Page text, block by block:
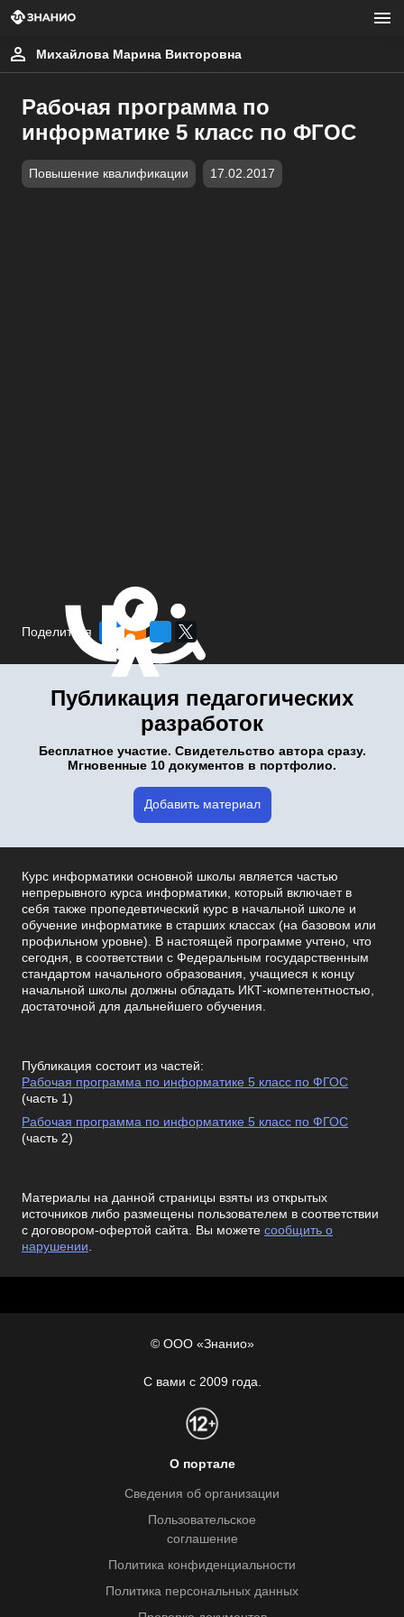
Михайлова Марина Викторовна
Рабочая программа по
информатике 5 класс по ФГОС
Повышение квалификации 17.02.2017
Поделиться
Публикация педагогических
разработок
Бесплатное участие. Свидетельство автора сразу.
Мгновенные 10 документов в портфолио.
Добавить материал
Курс информатики основной школы является частью
непрерывного курса информатики, который включает в
себя также пропедевтический курс в начальной школе и
обучение информатике в старших классах (на базовом или
профильном уровне). В настоящей программе учтено, что
сегодня, в соответствии с Федеральным государственным
стандартом начального образования, учащиеся к концу
начальной школы должны обладать ИКТ-компетентностью,
достаточной для дальнейшего обучения.
Публикация состоит из частей:
Рабочая программа по информатике 5 класс по ФГОС
(часть 1)
Рабочая программа по информатике 5 класс по ФГОС
(часть 2)
Материалы на данной страницы взяты из открытых
источников либо размещены пользователем в соответствии
с договором-офертой сайта. Вы можете сообщить о
нарушении.
© ООО «Знанио»
С вами с 2009 года.
О портале
Сведения об организации
Пользовательское
соглашение
Политика конфиденциальности
Политика персональных данных